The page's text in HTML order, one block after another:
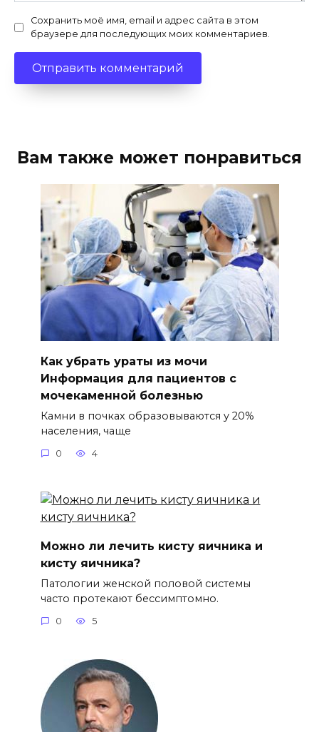
Сохранить моё имя, email и адрес сайта в этом
браузере для последующих моих комментариев.
Вам также может понравиться
Как убрать ураты из мочи
Информация для пациентов с
мочекаменной болезнью
Камни в почках образовываются у 20%
населения, чаще
0 4
Можно ли лечить кисту яичника и
кисту яичника?
Патологии женской половой системы
часто протекают бессимптомно.
0 5